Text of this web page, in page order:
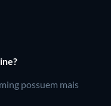
possuem mais